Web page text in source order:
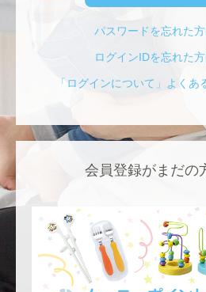
パスワードを忘れた
ログインIDを忘れた
「ログインについて」よくあ
会員登録がまだの